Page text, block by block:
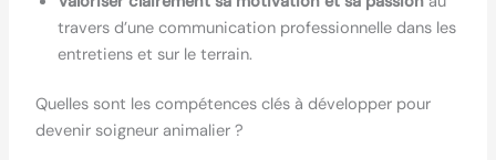
travers d’une communication professionnelle dans les
entretiens et sur le terrain.
Quelles sont les compétences clés à développer pour
devenir soigneur animalier ?